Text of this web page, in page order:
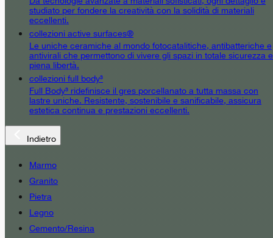
studiato per fondere la creatività con la solidità di materiali
eccellenti.
collezioni active surfaces®
Le uniche ceramiche al mondo fotocatalitiche, antibatteriche e
antivirali che permettono di vivere gli spazi in totale sicurezza e
piena libertà.
collezioni full body³
Full Body³ ridefinisce il gres porcellanato a tutta massa con
lastre uniche. Resistente, sostenibile e sanificabile, assicura
estetica continua e prestazioni eccellenti.
Indietro
Marmo
Granito
Pietra
Legno
Cemento/Resina